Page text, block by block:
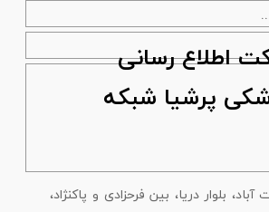
اطلاع رسانی
پرشیا شبکه
بلوار دریا، بین فرحزادی و پاکنژاد،